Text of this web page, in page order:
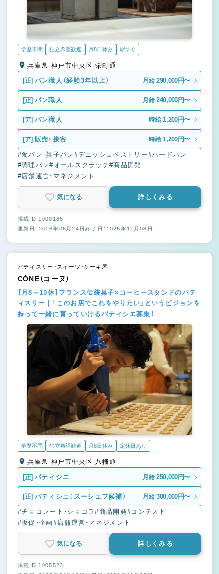
学歴不問 独立希望歓迎 月8日休み 駅すぐ
兵庫県 神戸市中央区 栄町通
[正] パン職人（経験3年以上） 月給 290,000円〜
[正] パン職人 月給 240,000円〜
[ア] パン職人 時給 1,200円〜
[ア] 販売・接客 時給 1,200円〜
#食パン・菓子パン #デニッシュペストリー#ハードパン
#調理パン#オールスクラッチ#商品開発
#店舗運営・マネジメント
気になる 詳しくみる
掲載ID 1000185
更新日：2026年06月24日終了日：2026年12月08日
パティスリー・スイーツ・ケーキ屋
CÔNE（コーヌ）
【月8～10休】フランス伝統菓子×コーヒースタンドのパテ
ィスリー｜「このお店でこれをやりたい」というビジョンを
持って一緒に育っていけるパティシエ募集！
学歴不問 独立希望歓迎 月8日休み 定休日あり
兵庫県 神戸市中央区 八幡通
[正] パティシエ 月給 250,000円〜
[正] パティシエ（スーシェフ候補） 月給 300,000円〜
#チョコレート・ショコラ#商品開発#コンテスト
#販促・企画#店舗運営・マネジメント
気になる 詳しくみる
掲載ID 1005523